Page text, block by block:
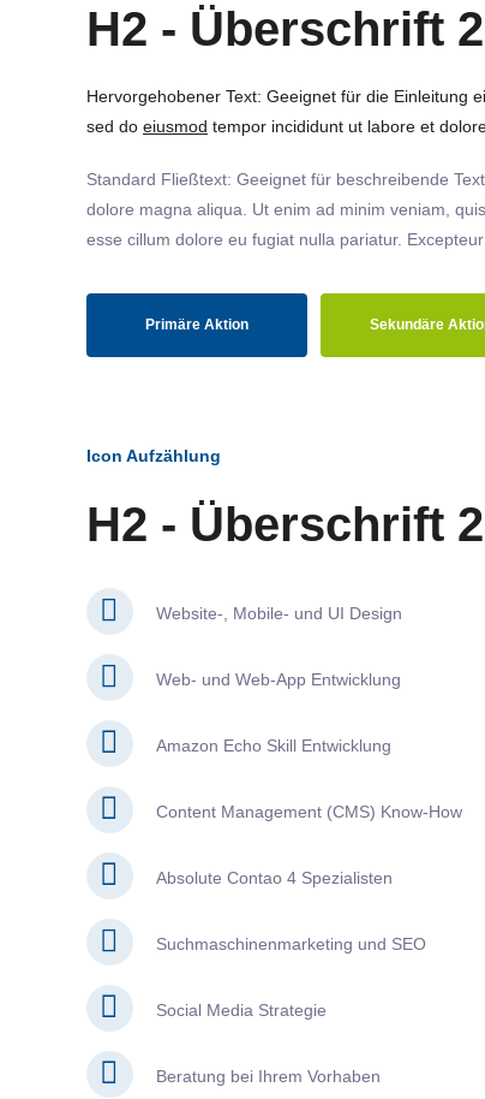
H2 - Überschrift 2
Hervorgehobener Text: Geeignet für die Einleitung
sed do eiusmod tempor incididunt ut labore et
Standard Fließtext: Geeignet für beschreibende
dolore magna aliqua. Ut enim ad minim veniam,
esse cillum dolore eu fugiat nulla pariatur.
Primäre Aktion Sekundäre
Icon Aufzählung
H2 - Überschrift 2
Website-, Mobile- und UI Design
Web- und Web-App Entwicklung
Amazon Echo Skill Entwicklung
Content Management (CMS) Know-How
Absolute Contao 4 Spezialisten
Suchmaschinenmarketing und SEO
Social Media Strategie
Beratung bei Ihrem Vorhaben